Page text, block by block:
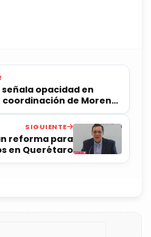
opacidad en
coordinación de Morena
SIGUIENTE
reforma para
en Querétaro